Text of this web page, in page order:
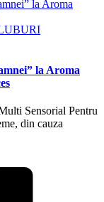
la Aroma
Sensorial Pentru
din cauza